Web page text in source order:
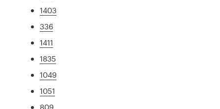
1403
336
1411
1835
1049
1051
809